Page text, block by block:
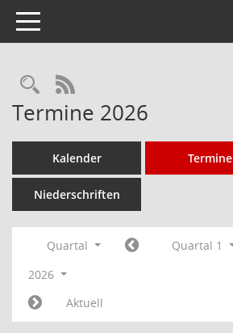
Toggle navigation
Rechercheauswahl
RSS-Feed
Termine 2026
Kalender Termine
Niederschriften
Quartal
Quartal 1
2026
Aktuell